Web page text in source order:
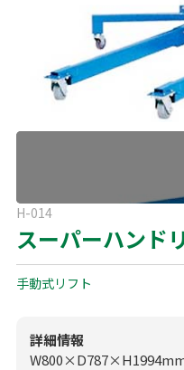
電話お問い合わせ
受付時間:
※最終受
甘木店
※最終受付
模擬店用品
映像・音響機器
スーパーハンド
H-014
手動式リフト
詳細情報
W800×D787×H1994mm